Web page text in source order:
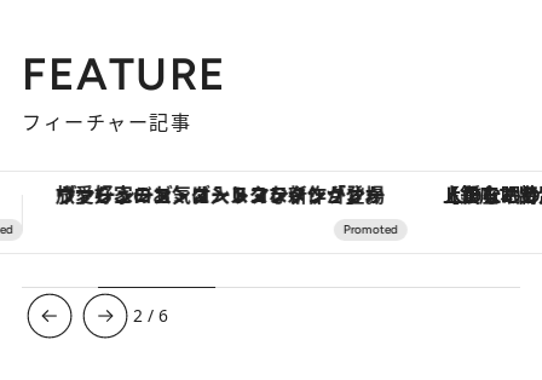
FEATURE
フィーチャー記事
【銀座で出合う最旬美容】美髪ケアや上質な眠り…セルフケアのアップデートから、特別な名入れギフトまで。大人のための「ReFa GINZA」クルーズ
3 /6